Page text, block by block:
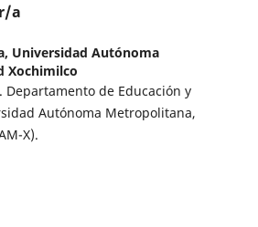
a
Universidad Autónoma
Xochimilco
de Educación y
Autónoma Metropolitana,
X).